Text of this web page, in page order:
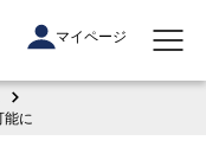
マイページ
能に